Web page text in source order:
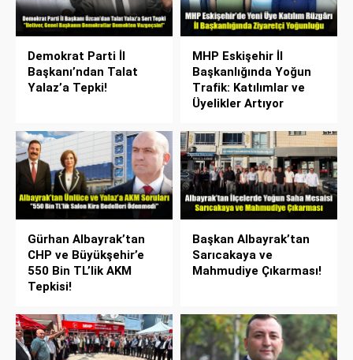
Demokrat Parti İl
Başkanı’ndan Talat
Yalaz’a Tepki!
MHP Eskişehir İl
Başkanlığında Yoğun
Trafik: Katılımlar ve
Üyelikler Artıyor
Gürhan Albayrak’tan
CHP ve Büyükşehir’e
550 Bin TL’lik AKM
Tepkisi!
Başkan Albayrak’tan
Sarıcakaya ve
Mahmudiye Çıkarması!